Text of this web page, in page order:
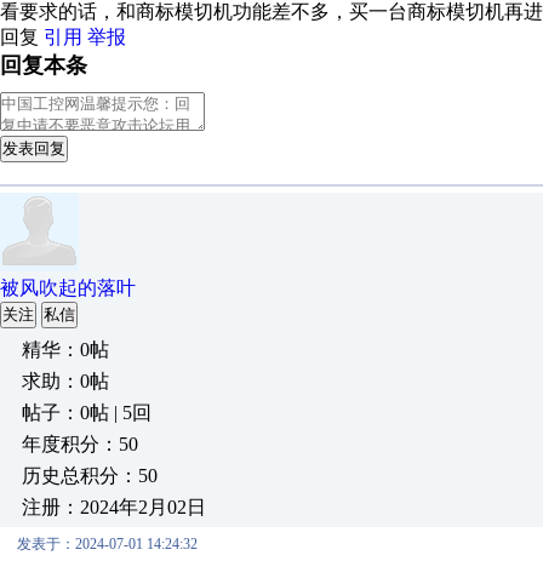
看要求的话，和商标模切机功能差不多，买一台商标模切机再
回复 引用 举报
回复本条
发表回复
被风吹起的落叶
关注 私信
精华：0帖
求助：0帖
帖子：0帖 | 5回
年度积分：50
历史总积分：50
注册：2024年2月02日
发表于：2024-07-01 14:24:32